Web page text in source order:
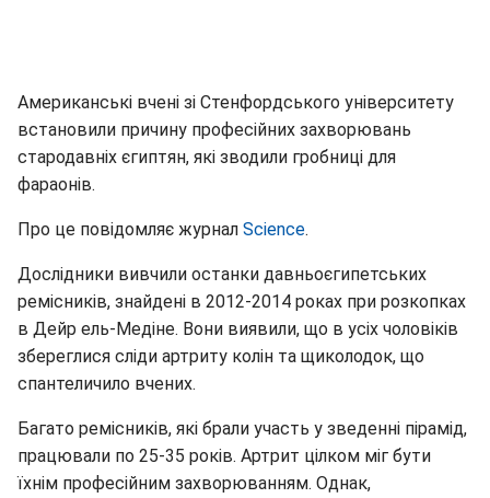
Американські вчені зі Стенфордського університету
встановили причину професійних захворювань
стародавніх єгиптян, які зводили гробниці для
фараонів.
Про це повідомляє журнал Science.
Дослідники вивчили останки давньоєгипетських
ремісників, знайдені в 2012-2014 роках при розкопках
в Дейр ель-Медіне. Вони виявили, що в усіх чоловіків
збереглися сліди артриту колін та щиколодок, що
спантеличило вчених.
Багато ремісників, які брали участь у зведенні пірамід,
працювали по 25-35 років. Артрит цілком міг бути
їхнім професійним захворюванням. Однак,